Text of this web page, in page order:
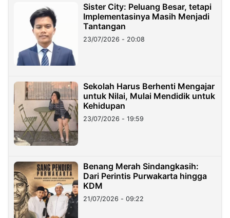
Sister City: Peluang Besar, tetapi
Implementasinya Masih Menjadi
Tantangan
23/07/2026 - 20:08
Sekolah Harus Berhenti Mengajar
untuk Nilai, Mulai Mendidik untuk
Kehidupan
23/07/2026 - 19:59
Benang Merah Sindangkasih:
Dari Perintis Purwakarta hingga
KDM
21/07/2026 - 09:22